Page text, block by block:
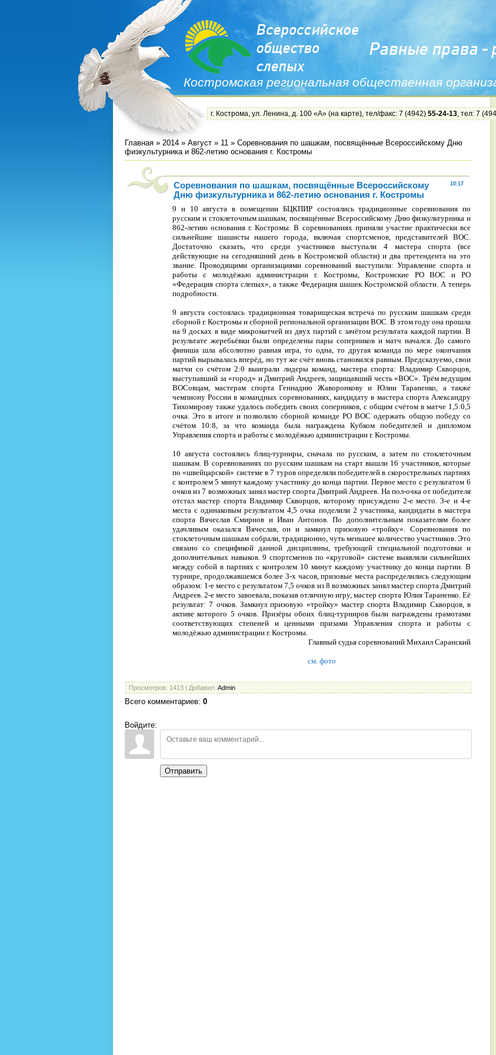
Костромская региональная общественная
г. Кострома, ул. Ленина, д. 100 «А» (на карте), тел/факс: 7 (4942) 55-24-13, тел: 7
Главная » 2014 » Август » 11 » Соревнования по шашкам, посвящённые Всероссийскому Дню
физкультурника и 862-летию основания г. Костромы
10:17
Соревнования по шашкам, посвящённые Всероссийскому
Дню физкультурника и 862-летию основания г. Костромы
9 и 10 августа в помещении БЦКПИР состоялись традиционные соревнования по
русским и стоклеточным шашкам, посвящённые Всероссийскому Дню физкультурника и
862-летию основания г. Костромы. В соревнованиях приняли участие практически все
сильнейшие шашисты нашего города, включая спортсменов, представителей ВОС.
Достаточно сказать, что среди участников выступали 4 мастера спорта (все
действующие на сегодняшний день в Костромской области) и два претендента на это
звание. Проводящими организациями соревнований выступили: Управление спорта и
работы с молодёжью администрации г. Костромы, Костромские РО ВОС и РО
«Федерация спорта слепых», а также Федерация шашек Костромской области. А теперь
подробности.
9 августа состоялась традиционная товарищеская встреча по русским шашкам среди
сборной г. Костромы и сборной региональной организации ВОС. В этом году она прошла
на 9 досках в виде микроматчей из двух партий с зачётом результата каждой партии. В
результате жеребьёвки были определены пары соперников и матч начался. До самого
финиша шла абсолютно равная игра, то одна, то другая команда по мере окончания
партий вырывалась вперёд, но тут же счёт вновь становился равным. Предсказуемо, свои
матчи со счётом 2:0 выиграли лидеры команд, мастера спорта: Владимир Скворцов,
выступавший за «город» и Дмитрий Андреев, защищавший честь «ВОС». Трём ведущим
ВОСовцам, мастерам спорта Геннадию Жаворонкову и Юлии Тараненко, а также
чемпиону России в командных соревнованиях, кандидату в мастера спорта Александру
Тихомирову также удалось победить своих соперников, с общим счётом в матче 1,5:0,5
очка. Это в итоге и позволило сборной команде РО ВОС одержать общую победу со
счётом 10:8, за что команда была награждена Кубком победителей и дипломом
Управления спорта и работы с молодёжью администрации г. Костромы.
10 августа состоялись блиц-турниры, сначала по русским, а затем по стоклеточным
шашкам. В соревнованиях по русским шашкам на старт вышли 16 участников, которые
по «швейцарской» системе в 7 туров определяли победителей в скорострельных партиях
с контролем 5 минут каждому участнику до конца партии. Первое место с результатом 6
очков из 7 возможных занял мастер спорта Дмитрий Андреев. На пол-очка от победителя
отстал мастер спорта Владимир Скворцов, которому присуждено 2-е место. 3-е и 4-е
места с одинаковым результатом 4,5 очка поделили 2 участника, кандидаты в мастера
спорта Вячеслав Смирнов и Иван Антонов. По дополнительным показателям более
удачливым оказался Вячеслав, он и замкнул призовую «тройку». Соревнования по
стоклеточным шашкам собрали, традиционно, чуть меньшее количество участников. Это
связано со спецификой данной дисциплины, требующей специальной подготовки и
дополнительных навыков. 9 спортсменов по «круговой» системе выявляли сильнейших
между собой в партиях с контролем 10 минут каждому участнику до конца партии. В
турнире, продолжавшемся более 3-х часов, призовые места распределились следующим
образом: 1-е место с результатом 7,5 очков из 8 возможных занял мастер спорта Дмитрий
Андреев. 2-е место завоевала, показав отличную игру, мастер спорта Юлия Тараненко. Её
результат: 7 очков. Замкнул призовую «тройку» мастер спорта Владимир Скворцов, в
активе которого 5 очков. Призёры обоих блиц-турниров были награждены грамотами
соответствующих степеней и ценными призами Управления спорта и работы с
молодёжью администрации г. Костромы.
Главный судья соревнований Михаил Саранский
см. фото
Просмотров: 1413 | Добавил: Admin
Всего комментариев: 0
Войдите:
Отправить